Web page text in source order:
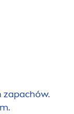
zapachów.